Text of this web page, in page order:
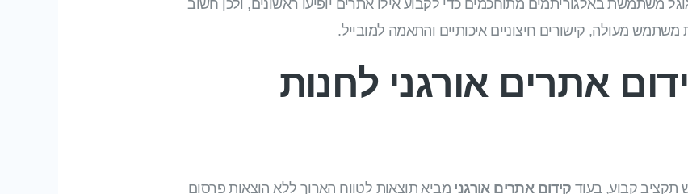
משתמשת באלגוריתמים מתוחכמים כדי לקבוע אילו אתרים יופיעו ראשונים, ולכן חשוב
משתמש מעולה, קישורים חיצוניים איכותיים והתאמה למובייל.
אתרים אורגני לחנות
תקציב קבוע, בעוד קידום אתרים אורגני מביא תוצאות לטווח הארוך ללא הוצאות פרסום